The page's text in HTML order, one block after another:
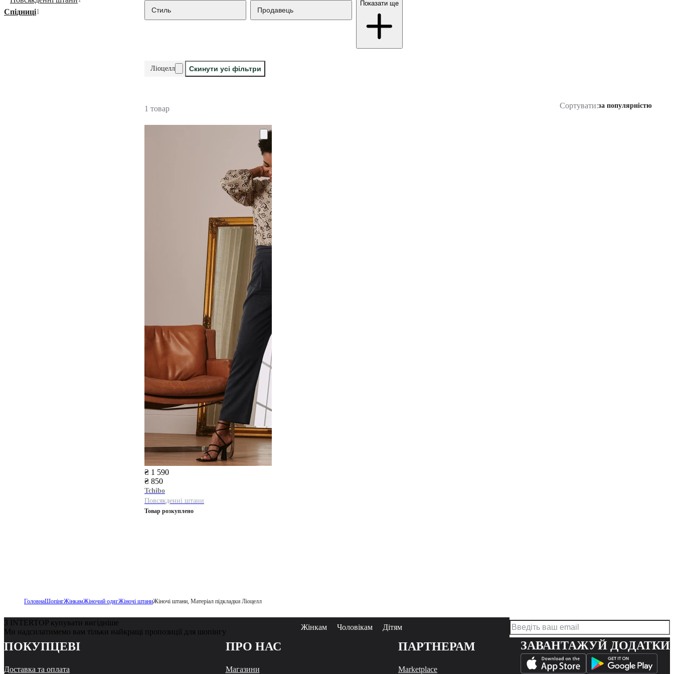
Спідниці1 Стиль Продавець
Показати ще
Ліоцелл Скинути усі фільтри
1 товар Сортувати:за популярністю
₴ 1 590
₴ 850
Tchibo
Повсякденні штани
Товар розкуплено
ГоловнаШопінгЖінкамЖіночий одягЖіночі штаниЖіночі штани, Матеріал підкладки Ліоцелл
З INTERTOP купувати вигідніше
Ми надсилатимемо вам тільки найкращі пропозиції для шопінгу
Жінкам Чоловікам Дітям
ПОКУПЦЕВІ
Доставка та оплата
ПРО НАС
Магазини
ПАРТНЕРАМ
Marketplace
ЗАВАНТАЖУЙ ДОДАТКИ